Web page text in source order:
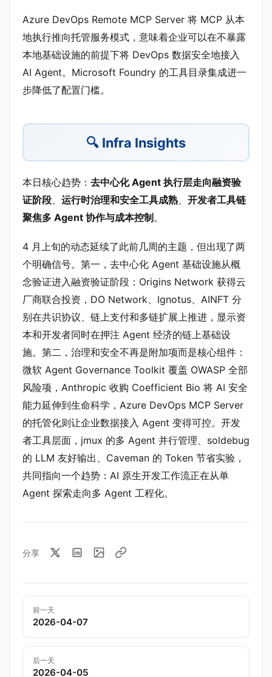
Azure DevOps Remote MCP Server 将 MCP 从本
地执行推向托管服务模式，意味着企业可以在不暴露
本地基础设施的前提下将 DevOps 数据安全地接入
AI Agent。Microsoft Foundry 的工具目录集成进一
步降低了配置门槛。
🔍 Infra Insights
本日核心趋势： 去中心化 Agent 执行层走向融资验
证阶段、 运行时治理和安全工具成熟、 开发者工具链
聚焦多 Agent 协作与成本控制 。
4 月上旬的动态延续了此前几周的主题，但出现了两
个明确信号。第一，去中心化 Agent 基础设施从概
念验证进入融资验证阶段：Origins Network 获得云
厂商联合投资，DO Network、Ignotus、AINFT 分
别在共识协议、链上支付和多链扩展上推进，显示资
本和开发者同时在押注 Agent 经济的链上基础设
施。第二，治理和安全不再是附加项而是核心组件：
微软 Agent Governance Toolkit 覆盖 OWASP 全部
风险项，Anthropic 收购 Coefficient Bio 将 AI 安全
能力延伸到生命科学，Azure DevOps MCP Server
的托管化则让企业数据接入 Agent 变得可控。开发
者工具层面，jmux 的多 Agent 并行管理、soldebug
的 LLM 友好输出、Caveman 的 Token 节省实验，
共同指向一个趋势：AI 原生开发工作流正在从单
Agent 探索走向多 Agent 工程化。
分享
前一天
2026-04-07
后一天
2026-04-05